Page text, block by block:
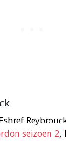
seizoen 2,